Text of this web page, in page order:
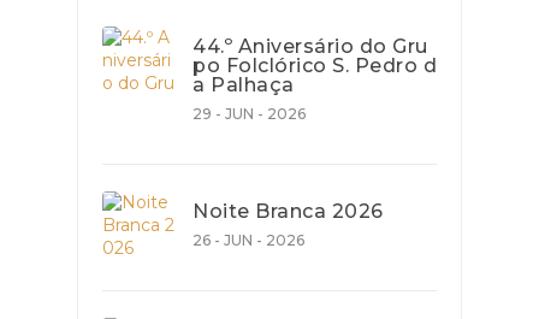
44.º Aniversário do Gru
po Folclórico S. Pedro d
a Palhaça
29 - JUN - 2026
Noite Branca 2026
26 - JUN - 2026